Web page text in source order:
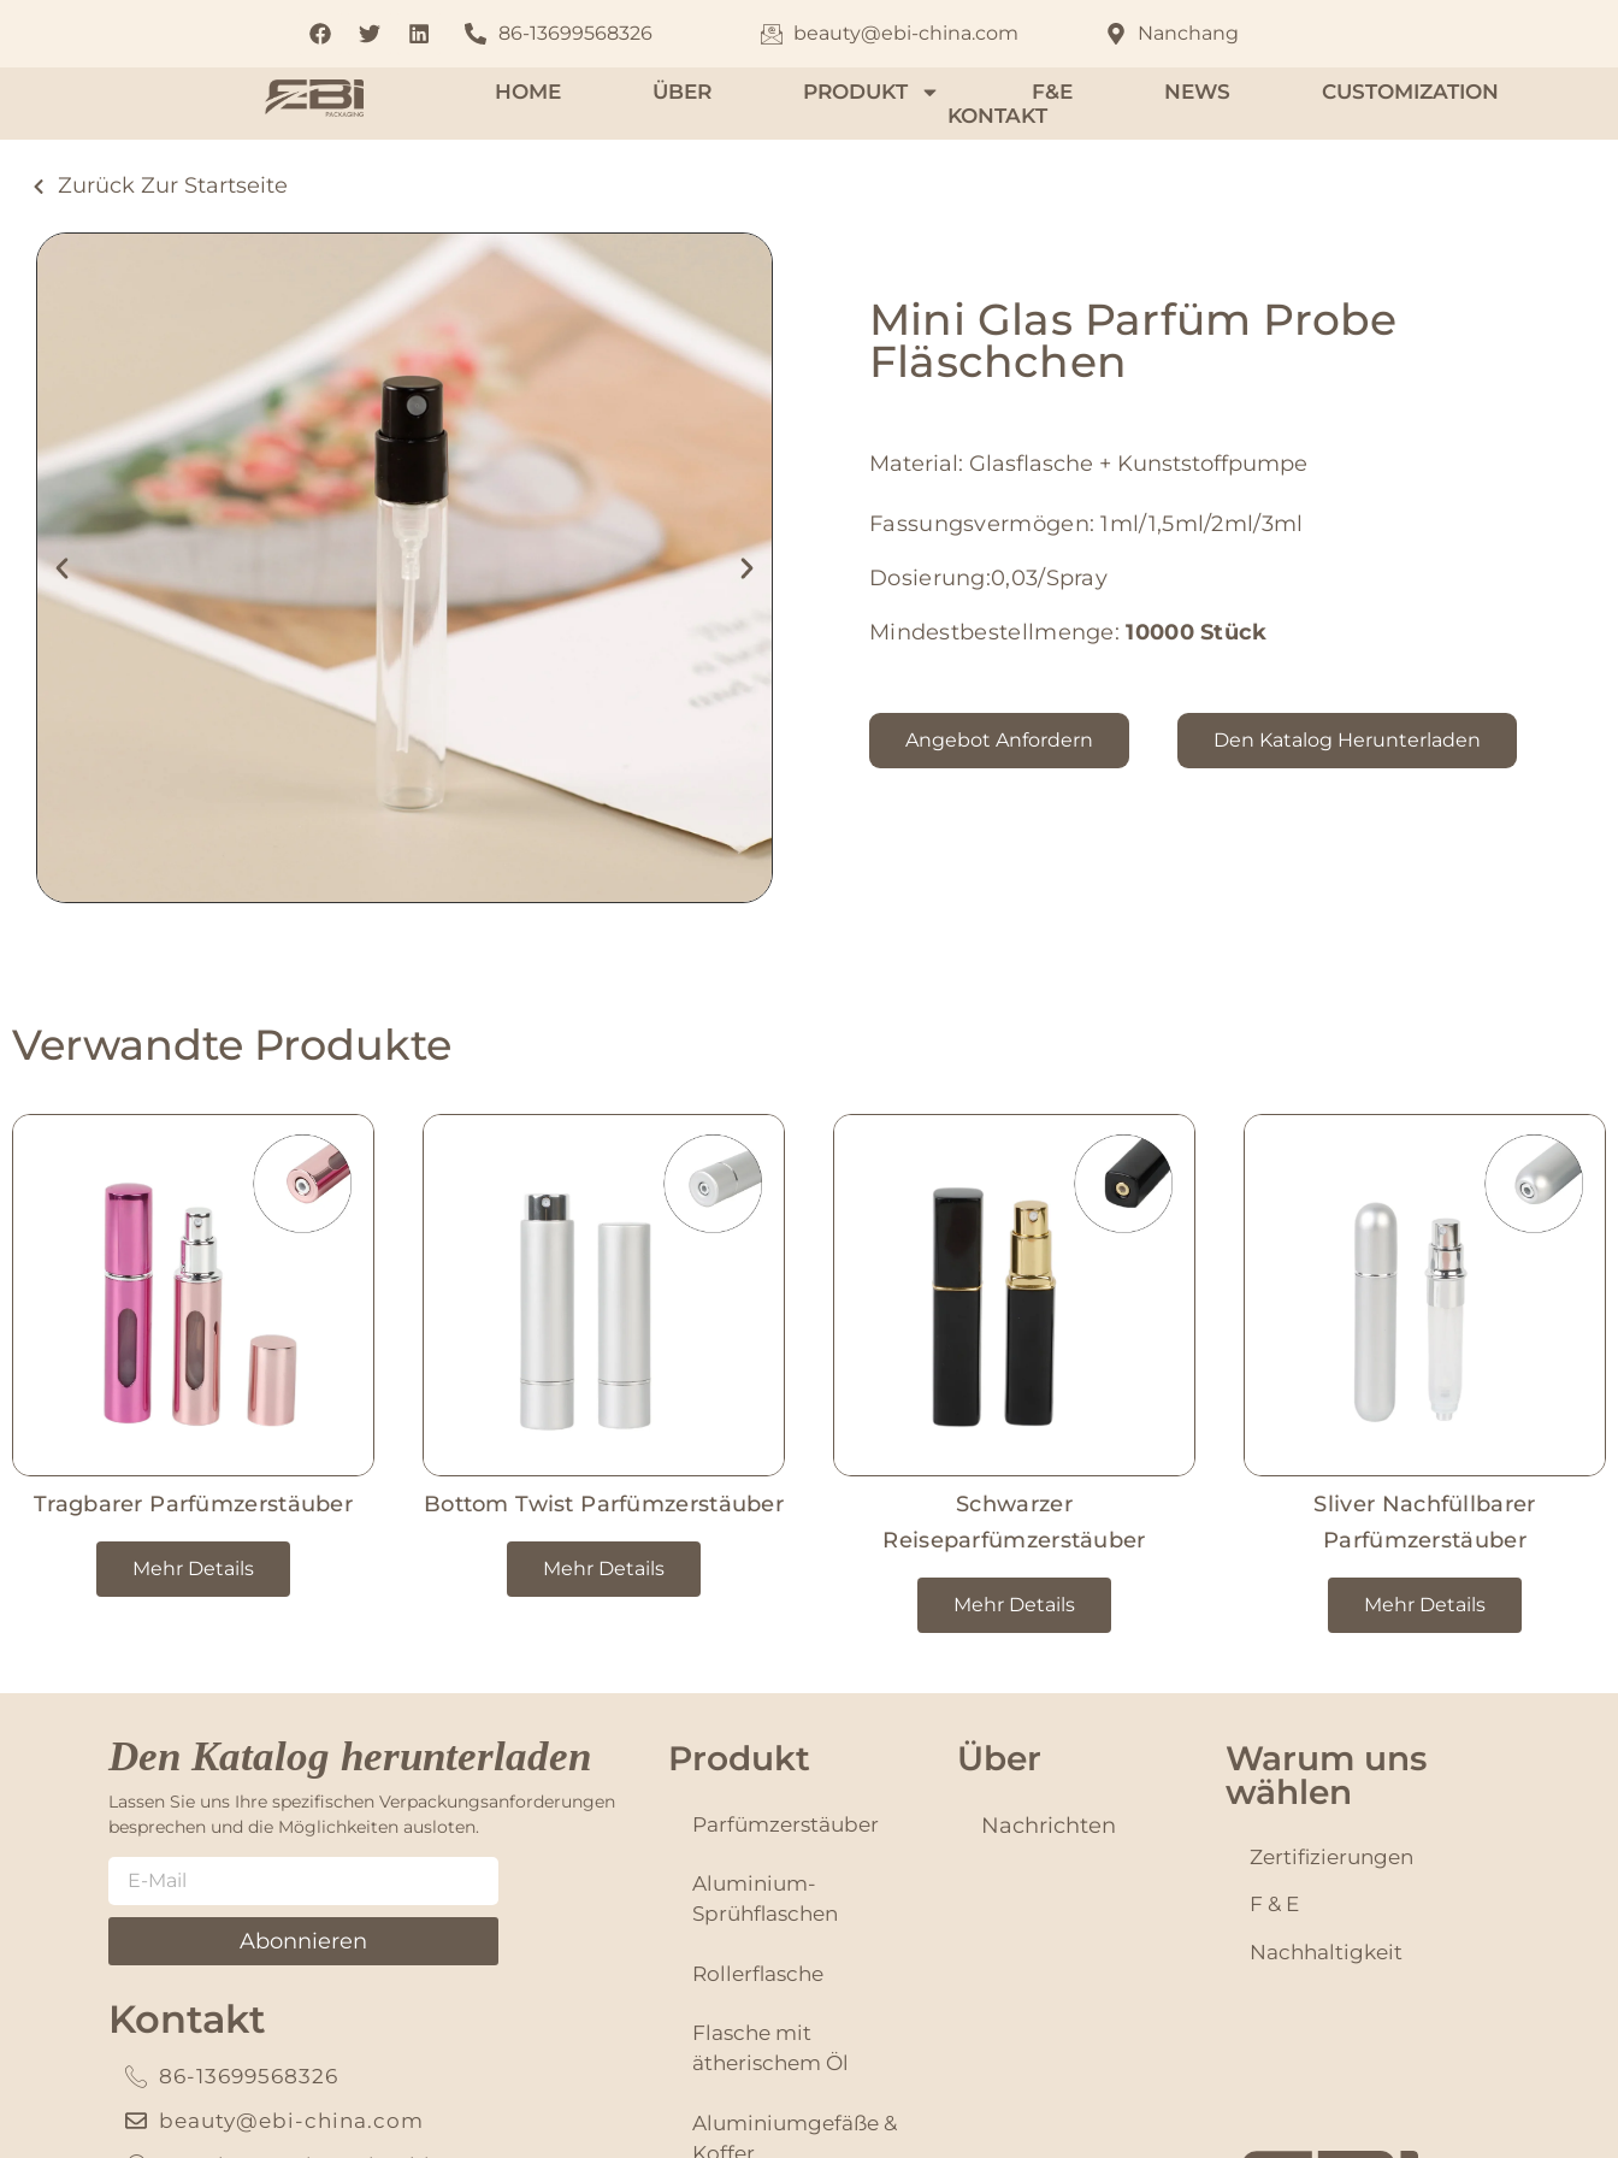
86-13699568326 beauty@ebi-china.com Nanchang
HOME ÜBER PRODUKT F&E NEWS
CUSTOMIZATION
KONTAKT
Zurück Zur Startseite
Mini Glas Parfüm Probe
Fläschchen
Material: Glasflasche + Kunststoffpumpe
Fassungsvermögen: 1ml/1,5ml/2ml/3ml
Dosierung:0,03/Spray
Mindestbestellmenge:10000 Stück
Angebot Anfordern Den Katalog Herunterladen
Verwandte Produkte
Tragbarer Parfümzerstäuber
Mehr Details
Bottom Twist Parfümzerstäuber
Mehr Details
Schwarzer
Reiseparfümzerstäuber
Mehr Details
Sliver Nachfüllbarer
Parfümzerstäuber
Mehr Details
Den Katalog herunterladen
Lassen Sie uns Ihre spezifischen Verpackungsanforderungen
besprechen und die Möglichkeiten ausloten.
Abonnieren
Kontakt
86-13699568326
beauty@ebi-china.com
Produkt
Parfümzerstäuber
Aluminium-
Sprühflaschen
Rollerflasche
Flasche mit
ätherischem Öl
Aluminiumgefäße &
Koffer
Über
Nachrichten
Warum uns
wählen
Zertifizierungen
F & E
Nachhaltigkeit